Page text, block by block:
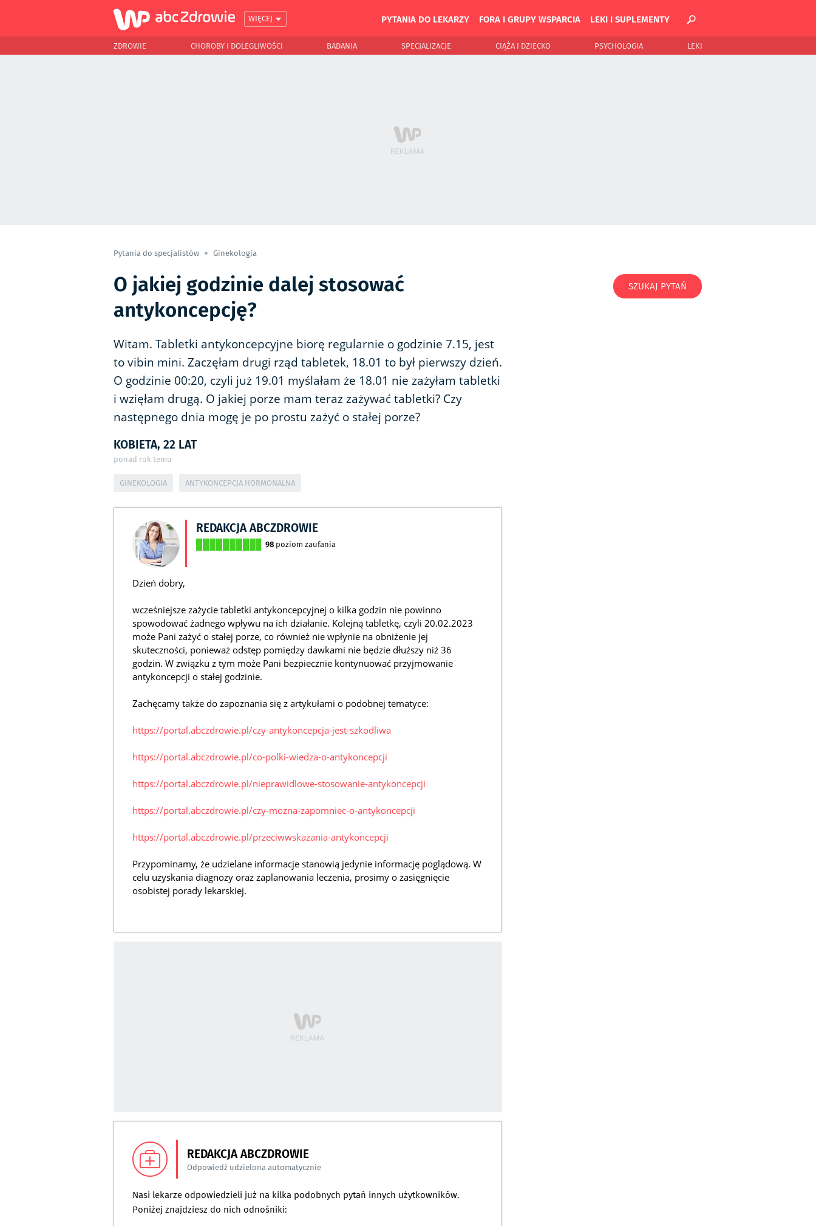
WIĘCEJ PYTANIA DO LEKARZY FORA I GRUPY WSPARCIA LEKI I SUPLEMENTY
ZDROWIE CHOROBY I DOLEGLIWOŚCI BADANIA SPECJALIZACJE CIĄŻA I DZIECKO PSYCHOLOGIA LEKI
Pytania do specjalistów Ginekologia
O jakiej godzinie dalej stosować
antykoncepcję?
Witam. Tabletki antykoncepcyjne biorę regularnie o godzinie 7.15, jest
to vibin mini. Zaczęłam drugi rząd tabletek, 18.01 to był pierwszy dzień.
O godzinie 00:20, czyli już 19.01 myślałam że 18.01 nie zażyłam tabletki
i wzięłam drugą. O jakiej porze mam teraz zażywać tabletki? Czy
następnego dnia mogę je po prostu zażyć o stałej porze?
KOBIETA, 22 LAT
ponad rok temu
GINEKOLOGIA ANTYKONCEPCJA HORMONALNA
REDAKCJA ABCZDROWIE
98 poziom zaufania
Dzień dobry,
wcześniejsze zażycie tabletki antykoncepcyjnej o kilka godzin nie powinno
spowodować żadnego wpływu na ich działanie. Kolejną tabletkę, czyli 20.02.2023
może Pani zażyć o stałej porze, co również nie wpłynie na obniżenie jej
skuteczności, ponieważ odstęp pomiędzy dawkami nie będzie dłuższy niż 36
godzin. W związku z tym może Pani bezpiecznie kontynuować przyjmowanie
antykoncepcji o stałej godzinie.
Zachęcamy także do zapoznania się z artykułami o podobnej tematyce:
https://portal.abczdrowie.pl/czy-antykoncepcja-jest-szkodliwa
https://portal.abczdrowie.pl/co-polki-wiedza-o-antykoncepcji
https://portal.abczdrowie.pl/nieprawidlowe-stosowanie-antykoncepcji
https://portal.abczdrowie.pl/czy-mozna-zapomniec-o-antykoncepcji
https://portal.abczdrowie.pl/przeciwwskazania-antykoncepcji
Przypominamy, że udzielane informacje stanowią jedynie informację poglądową. W
celu uzyskania diagnozy oraz zaplanowania leczenia, prosimy o zasięgnięcie
osobistej porady lekarskiej.
REDAKCJA ABCZDROWIE
Odpowiedź udzielona automatycznie
Nasi lekarze odpowiedzieli już na kilka podobnych pytań innych użytkowników.
Poniżej znajdziesz do nich odnośniki:
SZUKAJ PYTAŃ